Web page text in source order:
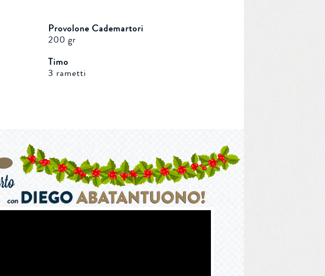
Provolone Cademartori
200 gr
Timo
3 rametti